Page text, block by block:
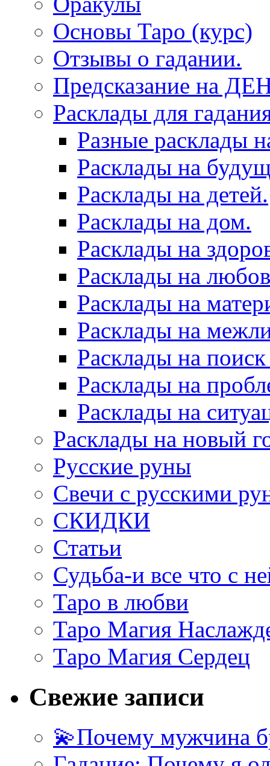
Основы Таро (курс)
Отзывы о гадании.
Предсказание на
Расклады для
Разные расклады
Расклады на
Расклады на детей.
Расклады на дом.
Расклады на
Расклады на
Расклады на
Расклады на
Расклады на
Расклады на
Расклады на
Расклады на новый
Русские руны
Свечи с русскими
СКИДКИ
Статьи
Судьба-и все что с
Таро в любви
Таро Магия
Таро Магия Сердец
Свежие записи
💫Почему мужчина